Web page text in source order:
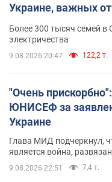
Украине, важных
противника. Видео
Более 300 тысяч семей в
электричества
9.08.2026 20:47 122,2 т.
"Очень
ЮНИСЕФ за
Украине
Глава МИД подчеркнул,
является война,
9.08.2026 22:51 7,4 т.